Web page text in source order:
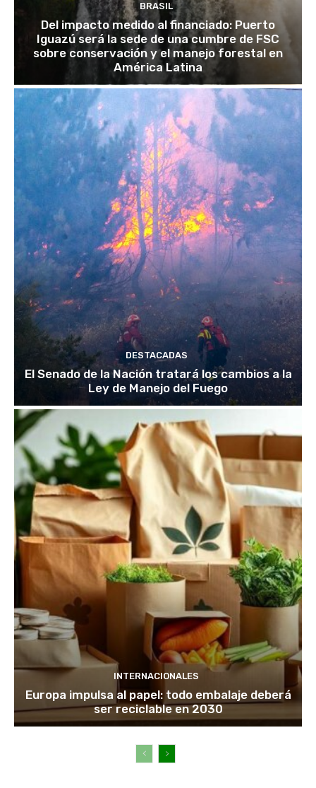
BRASIL
Del impacto medido al financiado: Puerto
Iguazú será la sede de una cumbre de FSC
sobre conservación y el manejo forestal en
América Latina
DESTACADAS
El Senado de la Nación tratará los cambios a la
Ley de Manejo del Fuego
INTERNACIONALES
Europa impulsa al papel: todo embalaje deberá
ser reciclable en 2030